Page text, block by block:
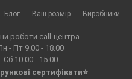
Блог Ваш розмір Виробники
роботи call-центра
- Пт 9.00 - 18.00
Сб 10.00 - 15.00
сертифікати⭐